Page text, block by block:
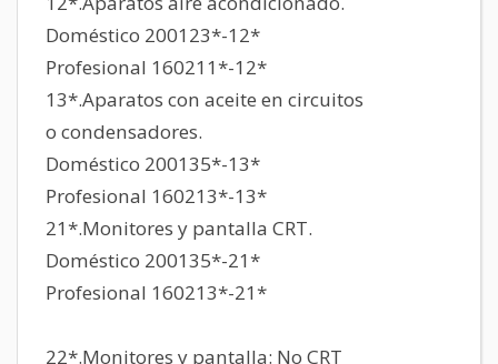
Doméstico 200123*-12*
Profesional 160211*-12*
13*.Aparatos con aceite en circuitos
o condensadores.
Doméstico 200135*-13*
Profesional 160213*-13*
21*.Monitores y pantalla CRT.
Doméstico 200135*-21*
Profesional 160213*-21*
22*.Monitores y pantalla: No CRT